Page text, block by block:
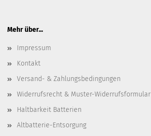
Mehr über...
Impressum
Kontakt
Versand- & Zahlungsbedingungen
Widerrufsrecht & Muster-Widerrufsformular
Haltbarkeit Batterien
Altbatterie-Entsorgung